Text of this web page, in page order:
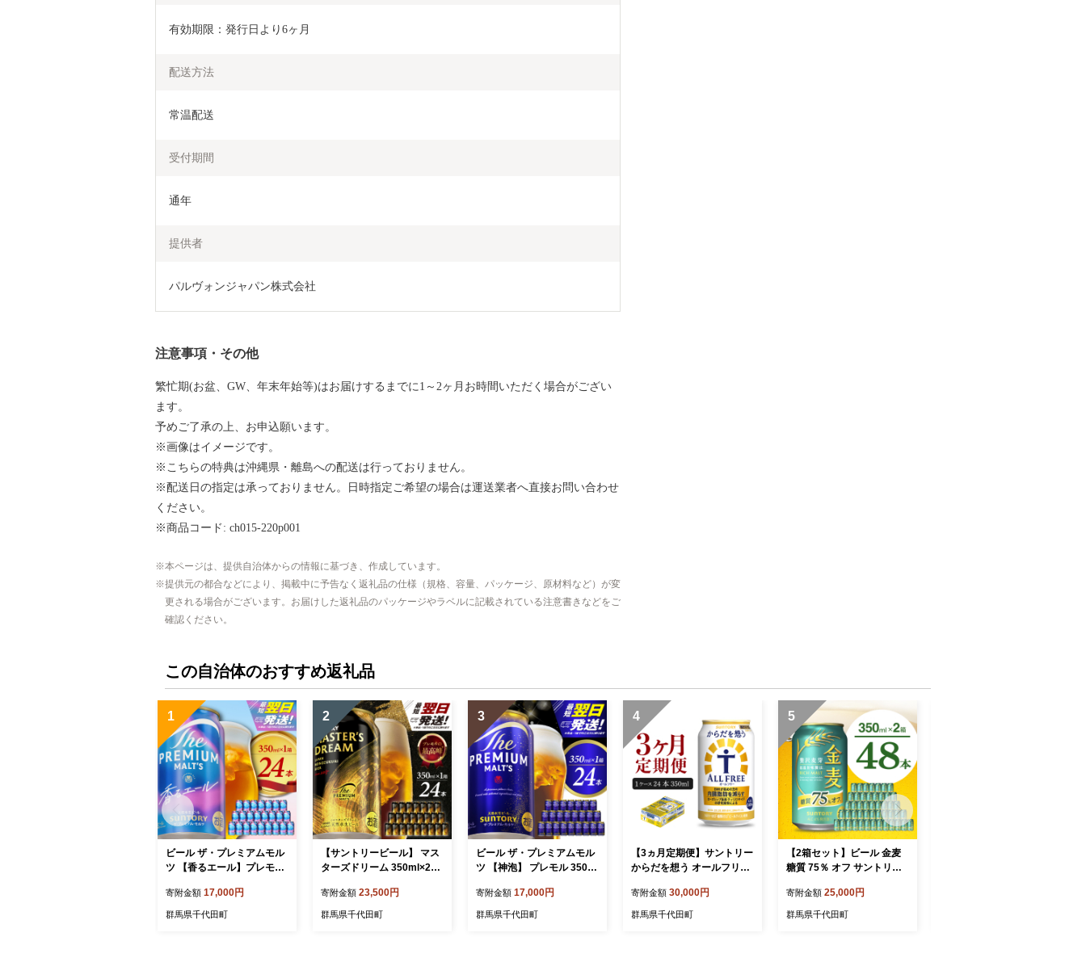
有効期限：発行日より6ヶ月
配送方法
常温配送
受付期間
通年
提供者
パルヴォンジャパン株式会社
注意事項・その他
繁忙期(お盆、GW、年末年始等)はお届けするまでに1～2ヶ月お時間いただく場合がござい
ます。
予めご了承の上、お申込願います。
※画像はイメージです。
※こちらの特典は沖縄県・離島への配送は行っておりません。
※配送日の指定は承っておりません。日時指定ご希望の場合は運送業者へ直接お問い合わせ
ください。
※商品コード: ch015-220p001
本ページは、提供自治体からの情報に基づき、作成しています。
提供元の都合などにより、掲載中に予告なく返礼品の仕様（規格、容量、パッケージ、原材料など）が変
更される場合がございます。お届けした返礼品のパッケージやラベルに記載されている注意書きなどをご
確認ください。
この自治体のおすすめ返礼品
1
ビール ザ・プレミアムモル
ツ 【香るエール】プレモル
ー】 ※沖縄・離島地域への
お届け不可
寄附金額 17,000円
群馬県千代田町
2
【サントリービール】 マス
ターズドリーム 350ml×24
離島地域へのお届け不可
寄附金額 23,500円
群馬県千代田町
3
ビール ザ・プレミアムモル
ツ 【神泡】 プレモル 350ml
縄・離島地域へのお届け不
可
寄附金額 17,000円
群馬県千代田町
4
【3ヵ月定期便】サントリー
からだを想う オールフリー
(計3箱) 〈天然水のビール工
場〉 群馬 ノンアルコール
寄附金額 30,000円
群馬県千代田町
5
【2箱セット】ビール 金麦
糖質 75％ オフ サントリー
リー】※沖縄・離島地域へ
のお届け不可
寄附金額 25,000円
群馬県千代田町